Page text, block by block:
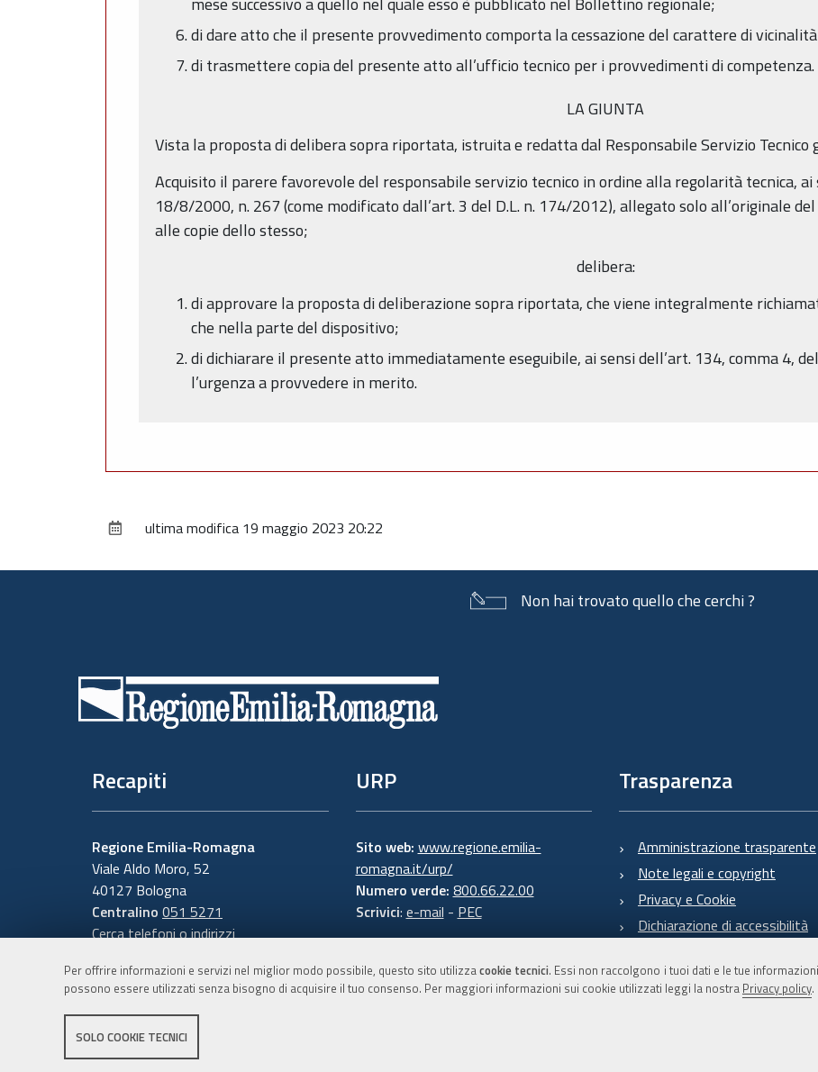
Per offrire informazioni e servizi nel miglior modo possibile, questo sito utilizzacookie tecnici. Essi non raccolgono i tuoi dati e le tue
possono essere utilizzati senza bisogno di acquisire il tuo consenso. Per maggiori informazioni sui cookie utilizzati leggi la nostra Privacy policy.
SOLO COOKIE TECNICI
di dare atto che il presente provvedimento comporta la cessazione del carattere di
di trasmettere copia del presente atto all’ufficio tecnico per i provvedimenti di competenza.
LA GIUNTA
Vista la proposta di delibera sopra riportata, istruita e redatta dal Responsabile Servizio Tecnico
Acquisito il parere favorevole del responsabile servizio tecnico in ordine alla regolarità tecnica, ai
18/8/2000, n. 267 (come modificato dall’art. 3 del D.L. n. 174/2012), allegato solo all’originale
alle copie dello stesso;
delibera:
di approvare la proposta di deliberazione sopra riportata, che viene integralmente
che nella parte del dispositivo;
di dichiarare il presente atto immediatamente eseguibile, ai sensi dell’art. 134, comma 4,
l’urgenza a provvedere in merito.
ultima modifica 19 maggio 2023 20:22
Non hai trovato quello che cerchi ?
Recapiti
Regione Emilia-Romagna
Viale Aldo Moro, 52
40127 Bologna
Centralino 051 5271
Cerca telefoni o indirizzi
URP
Sito web: www.regione.emilia-
romagna.it/urp/
Numero verde: 800.66.22.00
Scrivici: e-mail - PEC
Trasparenza
Amministrazione trasparente
Note legali e copyright
Privacy e Cookie
Dichiarazione di accessibilità